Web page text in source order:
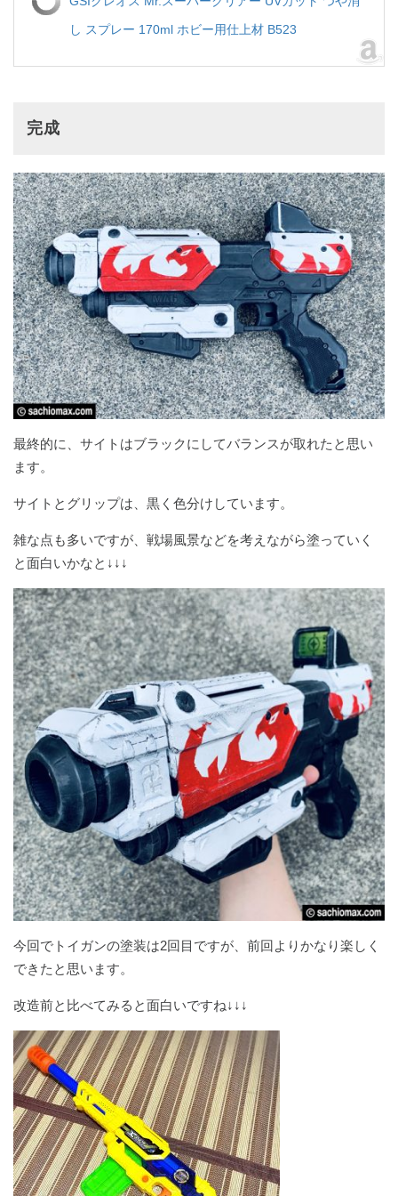
し スプレー 170ml ホビー用仕上材 B523
完成
最終的に、サイトはブラックにしてバランスが取れたと思い
ます。
サイトとグリップは、黒く色分けしています。
雑な点も多いですが、戦場風景などを考えながら塗っていく
と面白いかなと↓↓↓
今回でトイガンの塗装は2回目ですが、前回よりかなり楽しく
できたと思います。
改造前と比べてみると面白いですね↓↓↓